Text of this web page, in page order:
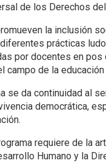
de los Derechos
la inclusión
prácticas
por docentes en
campo de la
se da continuidad al
democrática,
requiere de la
Humano y la